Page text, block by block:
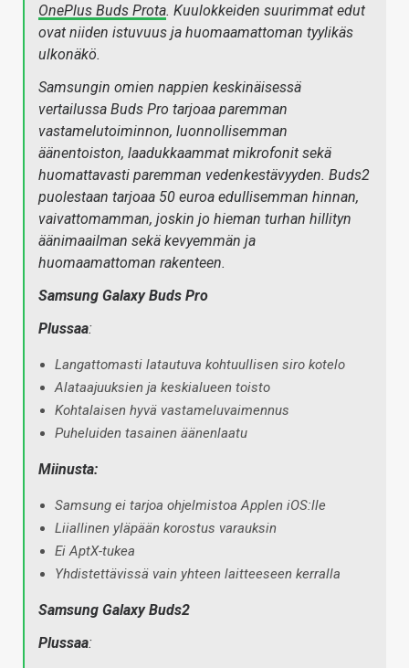
OnePlus Buds Prota. Kuulokkeiden suurimmat edut
ovat niiden istuvuus ja huomaamattoman tyylikäs
ulkonäkö.
Samsungin omien nappien keskinäisessä
vertailussa Buds Pro tarjoaa paremman
vastamelutoiminnon, luonnollisemman
äänentoiston, laadukkaammat mikrofonit sekä
huomattavasti paremman vedenkestävyyden. Buds2
puolestaan tarjoaa 50 euroa edullisemman hinnan,
vaivattomamman, joskin jo hieman turhan hillityn
äänimaailman sekä kevyemmän ja
huomaamattoman rakenteen.
Samsung Galaxy Buds Pro
Plussaa:
Langattomasti latautuva kohtuullisen siro kotelo
Alataajuuksien ja keskialueen toisto
Kohtalaisen hyvä vastameluvaimennus
Puheluiden tasainen äänenlaatu
Miinusta:
Samsung ei tarjoa ohjelmistoa Applen iOS:lle
Liiallinen yläpään korostus varauksin
Ei AptX-tukea
Yhdistettävissä vain yhteen laitteeseen kerralla
Samsung Galaxy Buds2
Plussaa: